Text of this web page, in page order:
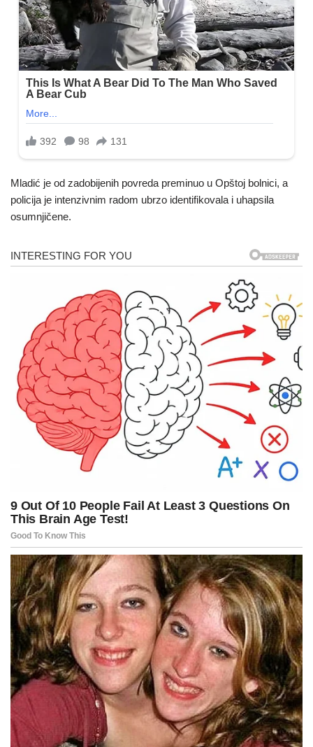
Mladić je od zadobijenih povreda preminuo u Opštoj bolnici, a
policija je intenzivnim radom ubrzo identifikovala i uhapsila
osumnjičene.